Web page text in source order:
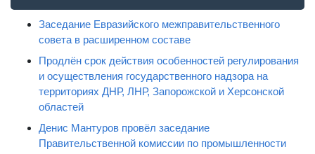
Заседание Евразийского межправительственного
совета в расширенном составе
Продлён срок действия особенностей регулирования
и осуществления государственного надзора на
территориях ДНР, ЛНР, Запорожской и Херсонской
областей
Денис Мантуров провёл заседание
Правительственной комиссии по промышленности